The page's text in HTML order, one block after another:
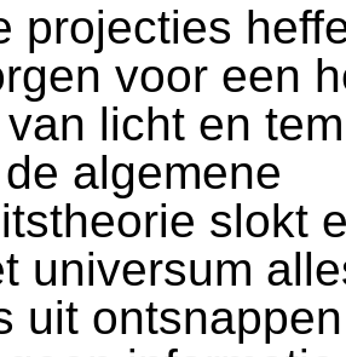
projecties
voor een
licht en
algemene
slokt
universum
uit